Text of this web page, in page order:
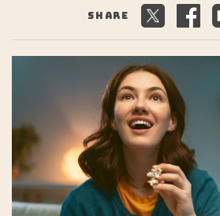
Share